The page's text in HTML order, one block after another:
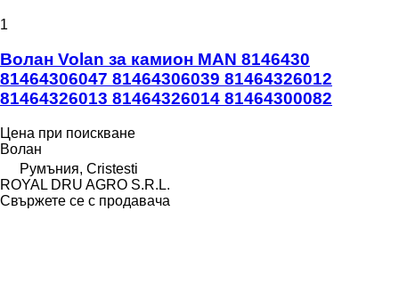
1
Волан Volan за камион MAN 8146430
81464306047 81464306039 81464326012
81464326013 81464326014 81464300082
Цена при поискване
Волан
Румъния, Cristesti
ROYAL DRU AGRO S.R.L.
Свържете се с продавача